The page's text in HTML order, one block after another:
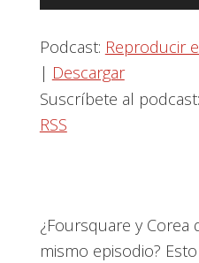
de
audio
Podcast: Reproducir
| Descargar
Suscríbete al podcast:
RSS
¿Foursquare y Corea
mismo episodio?